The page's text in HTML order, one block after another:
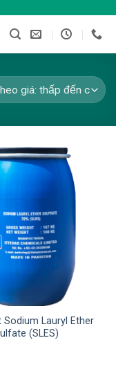
Sodium Lauryl Ether
(SLES)